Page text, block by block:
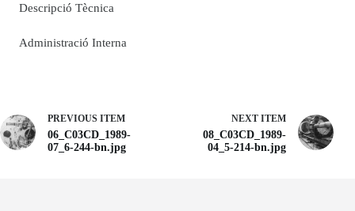
Descripció Tècnica
Administració Interna
PREVIOUS ITEM
06_C03CD_1989-
07_6-244-bn.jpg
NEXT ITEM
08_C03CD_1989-
04_5-214-bn.jpg